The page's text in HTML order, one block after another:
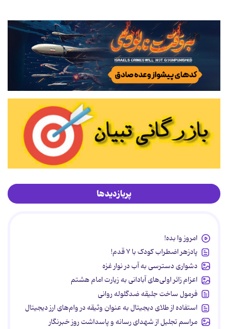
پربازدیدها
امروز وا بده!
پادزهر اضطراب کودک با ۷ قدم!
دشواری دسترسی به آب در نوار غزه
اعزام زائر اولی‌های آبادانی به زیارت امام هشتم
فرمول ساخت جلیقه ضدگلوله روانی
استفاده از طلای دیجیتال به عنوان وثیقه در وام‌های ارز دیجیتال
مراسم تجلیل از شهدای رسانه و پاسداشت روز خبرنگار